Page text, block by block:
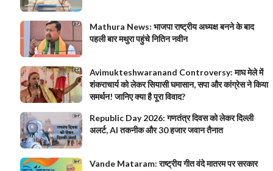
Mathura News: भाजपा राष्ट्रीय अध्यक्ष बनने के बाद
पहली बार मथुरा पहुंचे नितिन नवीन
Avimukteshwaranand Controversy: माघ मेले में
शंकराचार्य को लेकर सियासी घमासान, सपा और कांग्रेस ने किया
समर्थन! जानिए क्या है पूरा विवाद?
Republic Day 2026: गणतंत्र दिवस को लेकर दिल्ली
अलर्ट, AI तकनीक और 30 हजार जवान तैनात
Vande Mataram: राष्ट्रीय गीत वंदे मातरम पर सरकार